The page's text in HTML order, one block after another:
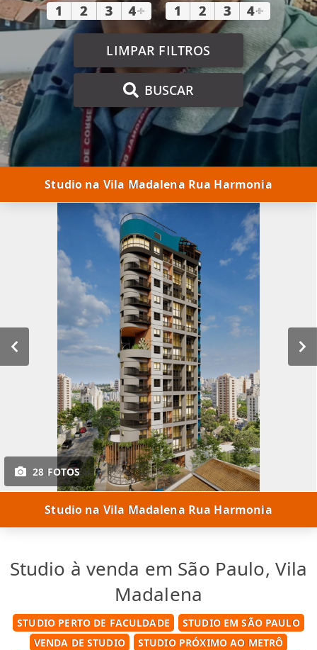
1 2 3 4+ 1 2 3 4+
LIMPAR FILTROS
BUSCAR
Studio na Vila Madalena Rua Harmonia
28 FOTOS
Studio na Vila Madalena Rua Harmonia
Studio à venda em São Paulo, Vila
Madalena
STUDIO PERTO DE FACULDADE
STUDIO EM SÃO PAULO
VENDA DE STUDIO
STUDIO PRÓXIMO AO METRÔ